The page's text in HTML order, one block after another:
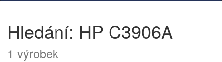
Hledání: HP C3906A
1 výrobek